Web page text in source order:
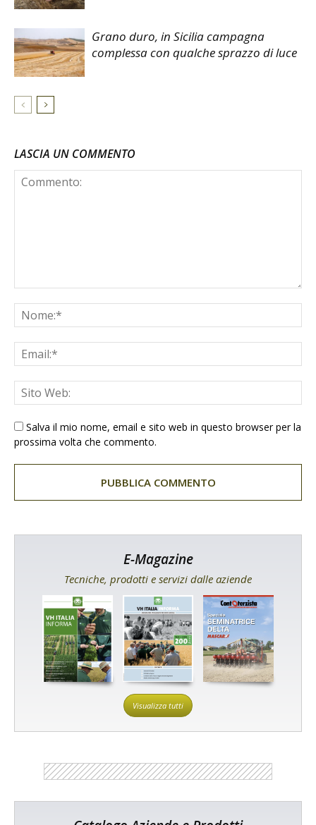
Grano duro, in Sicilia campagna
complessa con qualche sprazzo di luce
LASCIA UN COMMENTO
Salva il mio nome, email e sito web in questo browser per la
prossima volta che commento.
E-Magazine
Tecniche, prodotti e servizi dalle aziende
Visualizza tutti